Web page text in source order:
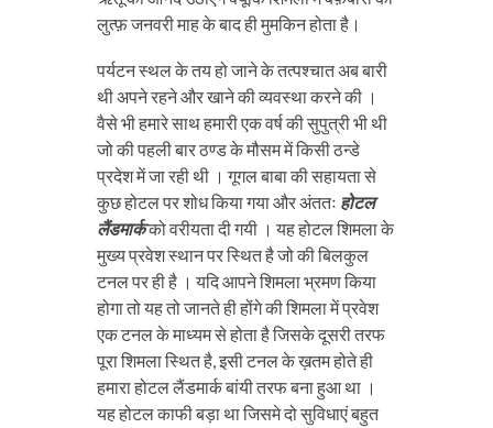
लुत्फ़ जनवरी माह के बाद ही मुमकिन होता है।
पर्यटन स्थल के तय हो जाने के तत्पश्चात अब बारी
थी अपने रहने और खाने की व्यवस्था करने की ।
वैसे भी हमारे साथ हमारी एक वर्ष की सुपुत्री भी थी
जो की पहली बार ठण्ड के मौसम में किसी ठन्डे
प्रदेश में जा रही थी । गूगल बाबा की सहायता से
कुछ होटल पर शोध किया गया और अंततः होटल
लैंडमार्कको वरीयता दी गयी । यह होटल शिमला के
मुख्य प्रवेश स्थान पर स्थित है जो की बिलकुल
टनल पर ही है । यदि आपने शिमला भ्रमण किया
होगा तो यह तो जानते ही होंगे की शिमला में प्रवेश
एक टनल के माध्यम से होता है जिसके दूसरी तरफ
पूरा शिमला स्थित है, इसी टनल के ख़तम होते ही
हमारा होटल लैंडमार्क बांयी तरफ बना हुआ था ।
यह होटल काफी बड़ा था जिसमे दो सुविधाएं बहुत